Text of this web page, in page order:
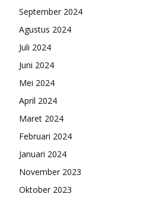
September 2024
Agustus 2024
Juli 2024
Juni 2024
Mei 2024
April 2024
Maret 2024
Februari 2024
Januari 2024
November 2023
Oktober 2023